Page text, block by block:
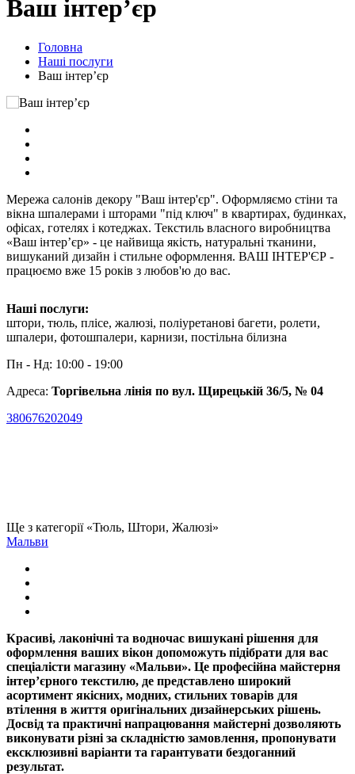
Ваш інтер’єр
Головна
Наші послуги
Ваш інтер’єр
Мережа салонів декору "Ваш інтер'єр". Оформляємо стіни та
вікна шпалерами і шторами "під ключ" в квартирах, будинках,
офісах, готелях і котеджах. Текстиль власного виробництва
«Ваш інтер’єр» - це найвища якість, натуральні тканини,
вишуканий дизайн і стильне оформлення. ВАШ ІНТЕР'ЄР -
працюємо вже 15 років з любов'ю до вас.
Наші послуги:
штори, тюль, плісе, жалюзі, поліуретанові багети, ролети,
шпалери, фотошпалери, карнизи, постільна білизна
Пн - Нд: 10:00 - 19:00
Адреса: Торгівельна лінія по вул. Щирецькій 36/5, № 04
380676202049
Ще з категорії «Тюль, Штори, Жалюзі»
Мальви
Красиві, лаконічні та водночас вишукані рішення для
оформлення ваших вікон допоможуть підібрати для вас
спеціалісти магазину «Мальви». Це професійна майстерня
інтер’єрного текстилю, де представлено широкий
асортимент якісних, модних, стильних товарів для
втілення в життя оригінальних дизайнерських рішень.
Досвід та практичні напрацювання майстерні дозволяють
виконувати різні за складністю замовлення, пропонувати
ексклюзивні варіанти та гарантувати бездоганний
результат.